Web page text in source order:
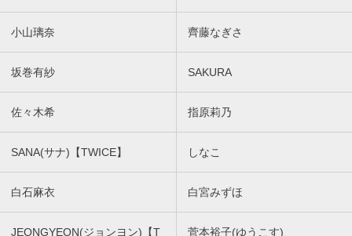
小山璃奈 齊藤なぎさ
坂巻有紗 SAKURA
佐々木希 指原莉乃
SANA(サナ)【TWICE】 しなこ
白石麻衣 白宮みずほ
JEONGYEON(ジョンヨン)【T
菅本裕子(ゆうこす)